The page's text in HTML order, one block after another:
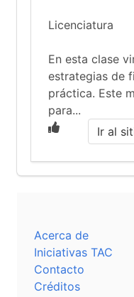
Licenciatura
En esta clase
estrategias de
práctica. Este
para...
Ir al
Acerca de
Iniciativas TAC
Contacto
Créditos